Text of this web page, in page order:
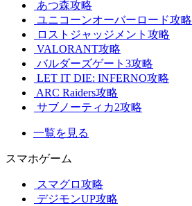
あつ森攻略
ユニコーンオーバーロード攻略
ロストジャッジメント攻略
VALORANT攻略
バルダーズゲート3攻略
LET IT DIE: INFERNO攻略
ARC Raiders攻略
サブノーティカ2攻略
一覧を見る
スマホゲーム
スマグロ攻略
デジモンUP攻略